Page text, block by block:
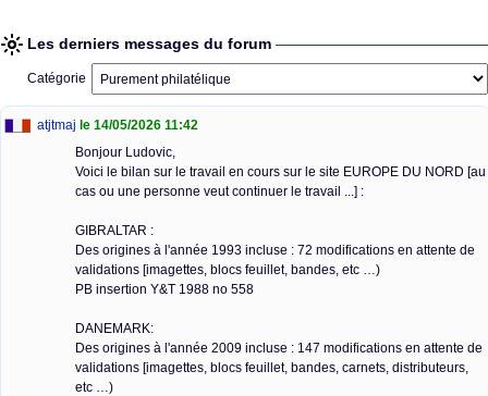
Les derniers messages du forum
Catégorie
atjtmaj le 14/05/2026 11:42
Bonjour Ludovic,
Voici le bilan sur le travail en cours sur le site EUROPE DU NORD [au
cas ou une personne veut continuer le travail ...] :
GIBRALTAR :
Des origines à l'année 1993 incluse : 72 modifications en attente de
validations [imagettes, blocs feuillet, bandes, etc …)
PB insertion Y&T 1988 no 558
DANEMARK:
Des origines à l'année 2009 incluse : 147 modifications en attente de
validations [imagettes, blocs feuillet, bandes, carnets, distributeurs,
etc …)